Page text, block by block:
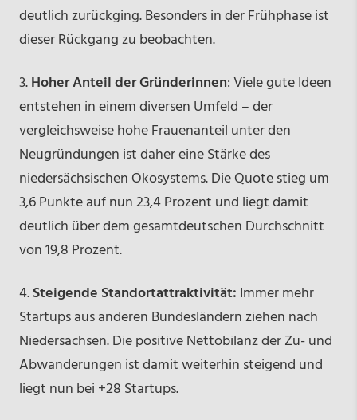
deutlich zurückging. Besonders in der Frühphase ist
dieser Rückgang zu beobachten.
3.Hoher Anteil der Gründerinnen: Viele gute Ideen
entstehen in einem diversen Umfeld – der
vergleichsweise hohe Frauenanteil unter den
Neugründungen ist daher eine Stärke des
niedersächsischen Ökosystems. Die Quote stieg um
3,6 Punkte auf nun 23,4 Prozent und liegt damit
deutlich über dem gesamtdeutschen Durchschnitt
von 19,8 Prozent.
4.Steigende Standortattraktivität: Immer mehr
Startups aus anderen Bundesländern ziehen nach
Niedersachsen. Die positive Nettobilanz der Zu- und
Abwanderungen ist damit weiterhin steigend und
liegt nun bei +28 Startups.